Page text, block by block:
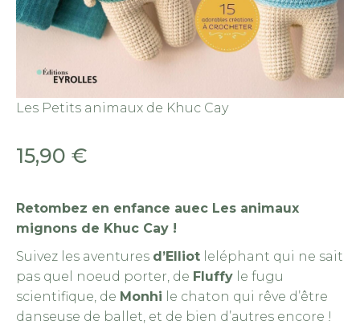
Les Petits animaux de Khuc Cay
15,90 €
Retombez en enfance auec Les animaux
mignons de Khuc Cay !
Suivez les aventures d’Elliot leléphant qui ne sait
pas quel noeud porter, de Fluffy le fugu
scientifique, de Monhi le chaton qui rêve d’être
danseuse de ballet, et de bien d’autres encore !